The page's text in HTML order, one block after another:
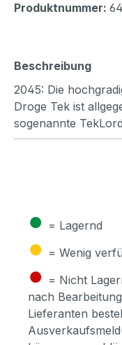
Produktnummer:
Beschreibung
2045: Die
Droge Tek ist
sogenannte
● = Lagernd
● = Wenig
● = Nicht
nach
Lieferanten